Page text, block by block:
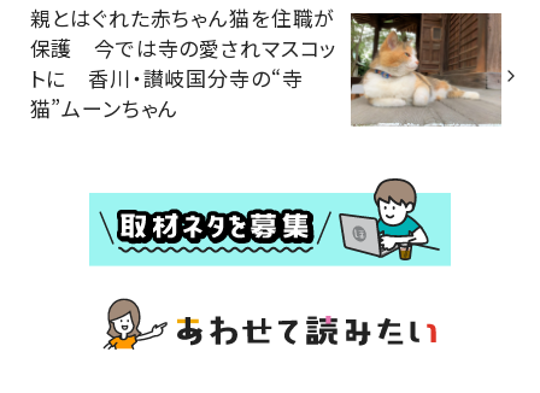
親とはぐれた赤ちゃん猫を住職が
保護 今では寺の愛されマスコッ
トに 香川・讃岐国分寺の“寺
猫”ムーンちゃん